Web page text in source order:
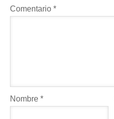
Comentario *
Nombre *